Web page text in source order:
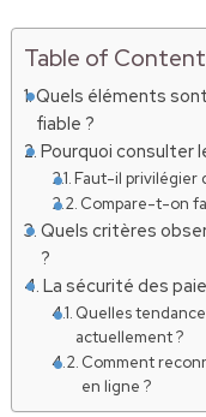
Table of
Quels éléments
fiable ?
Pourquoi consulter
Faut-il privilégier
Compare-t-on
Quels critères
?
La sécurité des
Quelles
actuellement ?
Comment
en ligne ?